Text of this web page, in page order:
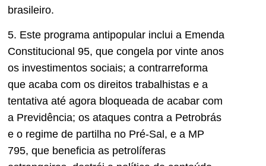
brasileiro.
5. Este programa antipopular inclui a Emenda
Constitucional 95, que congela por vinte anos
os investimentos sociais; a contrarreforma
que acaba com os direitos trabalhistas e a
tentativa até agora bloqueada de acabar com
a Previdência; os ataques contra a Petrobrás
e o regime de partilha no Pré-Sal, e a MP
795, que beneficia as petrolíferas